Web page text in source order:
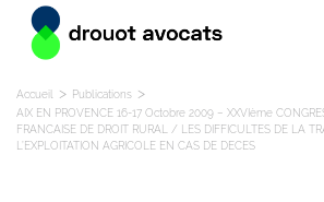
Accueil
Publications
AIX EN PROVENCE 16-17 Octobre 2009 – XXVIème
FRANCAISE DE DROIT RURAL / LES DIFFICULTES DE LA
L’EXPLOITATION AGRICOLE EN CAS DE DECES